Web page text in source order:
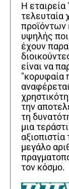
Η εταιρεία
τελευταία
προϊόντων
υψηλής
έχουν
είναι να
"κορυφαία
την
τη
μια
μεγάλο
τον κόσμο.